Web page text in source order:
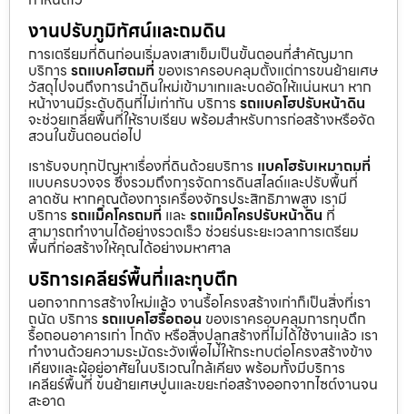
งานปรับภูมิทัศน์และถมดิน
การเตรียมที่ดินก่อนเริ่มลงเสาเข็มเป็นขั้นตอนที่สำคัญมาก
บริการ รถแบคโฮถมที่ ของเราครอบคลุมตั้งแต่การขนย้ายเศษ
วัสดุไปจนถึงการนำดินใหม่เข้ามาเทและบดอัดให้แน่นหนา หาก
หน้างานมีระดับดินที่ไม่เท่ากัน บริการ รถแบคโฮปรับหน้าดิน
จะช่วยเกลี่ยพื้นที่ให้ราบเรียบ พร้อมสำหรับการก่อสร้างหรือจัด
สวนในขั้นตอนต่อไป
เรารับจบทุกปัญหาเรื่องที่ดินด้วยบริการ แบคโฮรับเหมาถมที่
แบบครบวงจร ซึ่งรวมถึงการจัดการดินสไลด์และปรับพื้นที่
ลาดชัน หากคุณต้องการเครื่องจักรประสิทธิภาพสูง เรามี
บริการ รถแม็คโครถมที่ และ รถแม็คโครปรับหน้าดิน ที่
สามารถทำงานได้อย่างรวดเร็ว ช่วยร่นระยะเวลาการเตรียม
พื้นที่ก่อสร้างให้คุณได้อย่างมหาศาล
บริการเคลียร์พื้นที่และทุบตึก
นอกจากการสร้างใหม่แล้ว งานรื้อโครงสร้างเก่าก็เป็นสิ่งที่เรา
ถนัด บริการ รถแบคโฮรื้อถอน ของเราครอบคลุมการทุบตึก
รื้อถอนอาคารเก่า โกดัง หรือสิ่งปลูกสร้างที่ไม่ได้ใช้งานแล้ว เรา
ทำงานด้วยความระมัดระวังเพื่อไม่ให้กระทบต่อโครงสร้างข้าง
เคียงและผู้อยู่อาศัยในบริเวณใกล้เคียง พร้อมทั้งมีบริการ
เคลียร์พื้นที่ ขนย้ายเศษปูนและขยะก่อสร้างออกจากไซต์งานจน
สะอาด